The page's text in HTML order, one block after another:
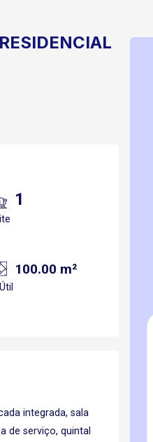
RESIDENCIAL
1
100.00 m²
integrada, sala
de serviço, quintal